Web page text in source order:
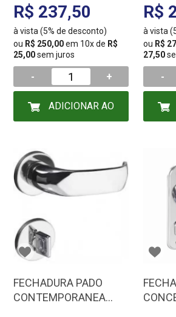
R$ 237,50
à vista (5% de desconto)
ou R$ 250,00em 10x de R$
25,00sem juros
- +
R$
à vista
ou R$
27,50
-
FECHADURA PADO
CONTEMPORANEA